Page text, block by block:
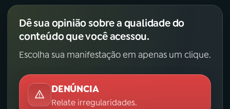
Dê sua opinião sobre a qualidade do
conteúdo que você acessou.
Escolha sua manifestação em apenas um clique.
DENÚNCIA
Relate irregularidades.